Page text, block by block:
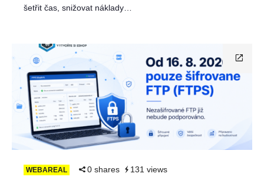
šetřit čas, snižovat náklady…
WEBAREAL 0 shares 131 views